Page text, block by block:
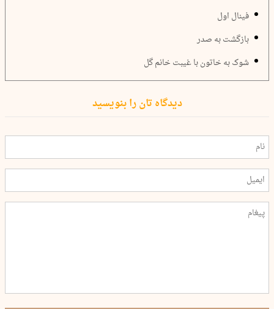
فینال اول
بازگشت به صدر
شوک به خاتون با غیبت خانم گل
دیدگاه تان را بنویسید